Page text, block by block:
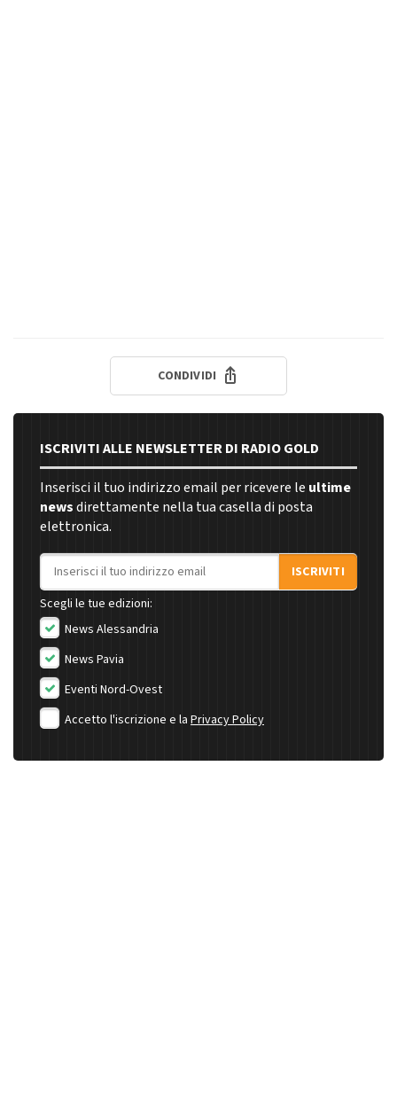
CONDIVIDI
ISCRIVITI ALLE NEWSLETTER DI RADIO GOLD
Inserisci il tuo indirizzo email per ricevere le ultime
newsdirettamente nella tua casella di posta
elettronica.
Indirizzo email
ISCRIVITI
Scegli le tue edizioni:
News Alessandria
News Pavia
Eventi Nord-Ovest
Accetto l'iscrizione e la Privacy Policy